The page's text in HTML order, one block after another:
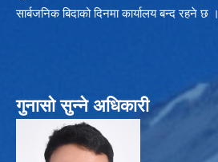
सार्बजनिक बिदाको दिनमा कार्यालय बन्द रहने छ ।
गुनासो सुन्ने अधिकारी